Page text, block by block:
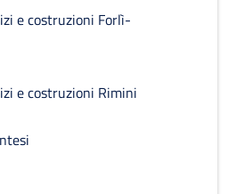
e costruzioni Forlì-
e costruzioni Rimini